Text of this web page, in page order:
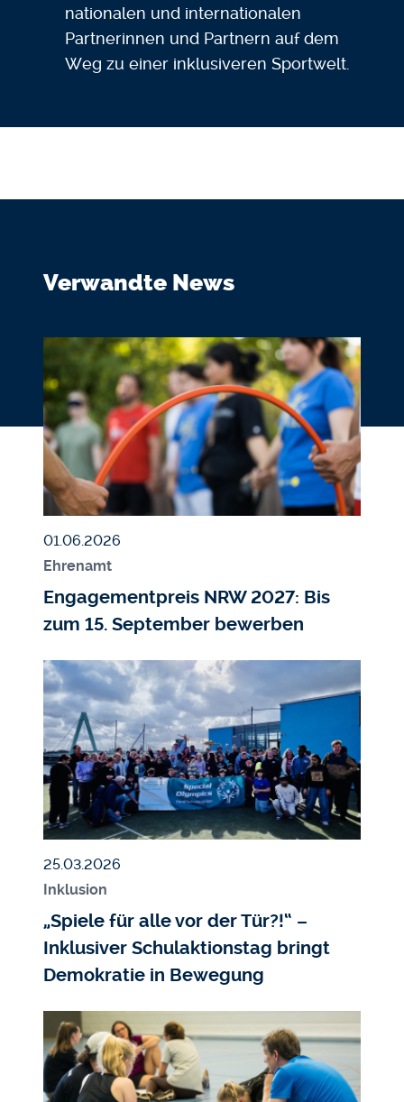
nationalen und internationalen
Partnerinnen und Partnern auf dem
Weg zu einer inklusiveren Sportwelt.
Verwandte News
Bildmedium
Bild
Veröffentlicht am
01.06.2026
Ehrenamt
Engagementpreis NRW 2027: Bis
zum 15. September bewerben
Bildmedium
Bild
Veröffentlicht am
25.03.2026
Inklusion
„Spiele für alle vor der Tür?!“ –
Inklusiver Schulaktionstag bringt
Demokratie in Bewegung
Bildmedium
Bild